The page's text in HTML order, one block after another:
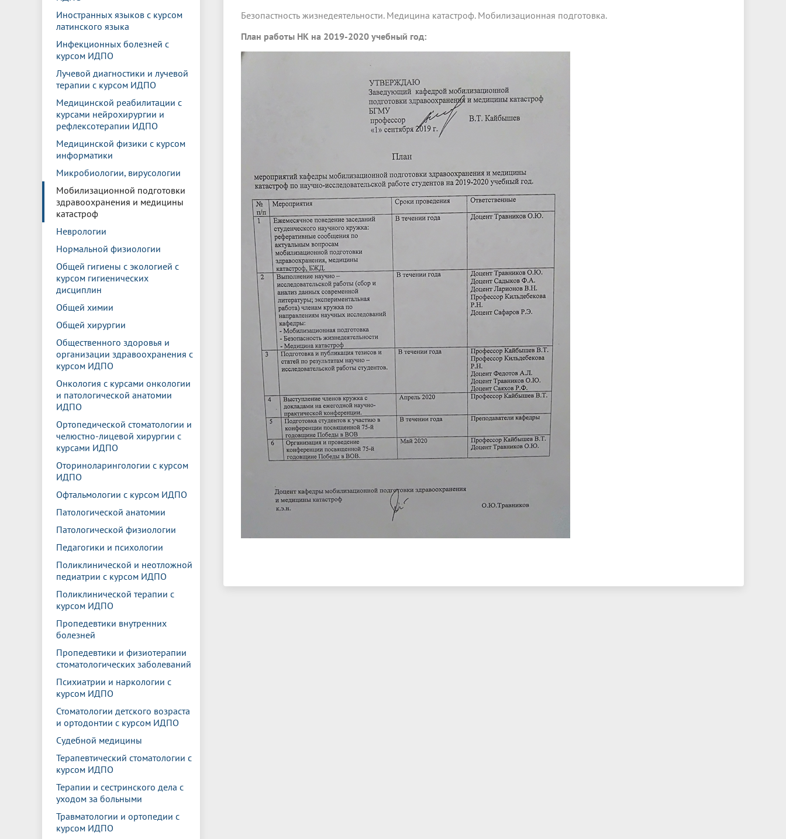
Иностранных языков с курсом
латинского языка
Инфекционных болезней с
курсом ИДПО
Лучевой диагностики и лучевой
терапии с курсом ИДПО
Медицинской реабилитации с
курсами нейрохирургии и
рефлексотерапии ИДПО
Медицинской физики с курсом
информатики
Микробиологии, вирусологии
Мобилизационной подготовки
здравоохранения и медицины
катастроф
Неврологии
Нормальной физиологии
Общей гигиены с экологией с
курсом гигиенических
дисциплин
Общей химии
Общей хирургии
Общественного здоровья и
организации здравоохранения с
курсом ИДПО
Онкология с курсами онкологии
и патологической анатомии
ИДПО
Ортопедической стоматологии и
челюстно-лицевой хирургии с
курсами ИДПО
Оториноларингологии с курсом
ИДПО
Офтальмологии с курсом ИДПО
Патологической анатомии
Патологической физиологии
Педагогики и психологии
Поликлинической и неотложной
педиатрии с курсом ИДПО
Поликлинической терапии с
курсом ИДПО
Пропедевтики внутренних
болезней
Пропедевтики и физиотерапии
стоматологических заболеваний
Психиатрии и наркологии с
курсом ИДПО
Стоматологии детского возраста
и ортодонтии с курсом ИДПО
Судебной медицины
Терапевтический стоматологии с
курсом ИДПО
Терапии и сестринского дела с
уходом за больными
Травматологии и ортопедии с
курсом ИДПО
Безопастность жизнедеятельности. Медицина катастроф. Мобилизационная подготовка.
План работы НК на 2019-2020 учебный год: